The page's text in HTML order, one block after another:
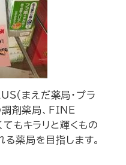
まえだ薬局・プラ
剤薬局、FINE
もキラリと輝くもの
薬局を目指します。